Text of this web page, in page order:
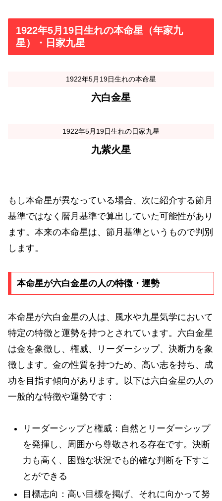
1922年5月19日生れの本命星（年家九
星）・日家九星
1922年5月19日生れの本命星
六白金星
1922年5月19日生れの日家九星
九紫火星
もし本命星が異なっている場合、次に紹介する節月
基準ではなく暦月基準で算出していた可能性があり
ます。本来の本命星は、節月基準というもので判別
します。
本命星が六白金星の人の特徴・運勢
本命星が六白金星の人は、風水や九星気学において
特定の特徴と運勢を持つとされています。六白金星
は金を象徴し、権威、リーダーシップ、決断力を象
徴します。金の性質を持つため、高い志を持ち、成
功を目指す傾向があります。以下は六白金星の人の
一般的な特徴や運勢です：
リーダーシップと権威：自然とリーダーシップ
を発揮し、周囲から尊敬される存在です。決断
力も高く、困難な状況でも的確な判断を下すこ
とができる
目標志向：高い目標を掲げ、それに向かって努